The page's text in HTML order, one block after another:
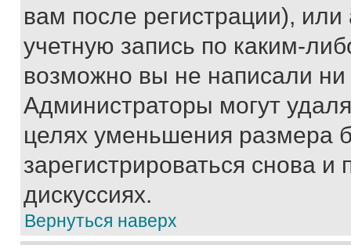
вам после регистрации),
учетную запись по каким-
возможно вы не написали
Администраторы могут
целях уменьшения размера
зарегистрироваться снова и
дискуссиях.
Вернуться наверх